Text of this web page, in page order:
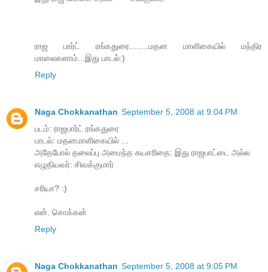
ராஜ பார்ட் ரங்கதுரை........மதன மாளிகையில் மந்திர
மாலைகளாம்...இது பாடல்:)
Reply
Naga Chokkanathan September 5, 2008 at 9:04 PM
படம்: ராஜபார்ட் ரங்கதுரை
பாடல்: மதனமாளிகையில் ...
அதேபோல் தலைப்பு அமைந்த சுயசரிதை: இது ராஜபாட்டை அல்ல
எழுதியவர்: சிவக்குமார்
சரியா? :)
என். சொக்கன்
Reply
Naga Chokkanathan September 5, 2008 at 9:05 PM